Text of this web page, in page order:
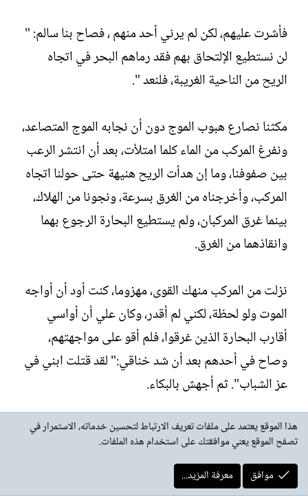
فأشرت عليهم، لكن لم يرني أحد منهم ، فصاح بنا سالم: "
لن نستطيع الإلتحاق بهم فقد رماهم البحر في اتجاه
الريح من الناحية الغريبة، فلنعد ".
مكثنا نصارع هبوب الموج دون أن نجابه الموج المتصاعد،
ونفرغ المركب من الماء كلما امتلأت، بعد أن انتشر الرعب
بين صفوفنا، وما إن هدأت الريح هنيهة حتى حولنا اتجاه
المركب، وأخرجناه من الغرق بسرعة، ونجونا من الهلاك،
بينما غرق المركبان، ولم يستطيع البحارة الرجوع بهما
وانقاذهما من الغرق.
نزلت من المركب منهك القوى، مهزوما، كنت أود أن أواجه
الموت ولو لحظة، لكني لم أقدر، وكان علي أن أواسي
أقارب البحارة الذين غرقوا، فلم أقو على مواجهتهم،
وصاح في أحدهم بعد أن شد خناقي:" لقد قتلت ابني في
عز الشباب". ثم أجهش بالبكاء.
وحملني سعيي في أن أجمع ثروة طائلة وأن يكون لي
الجاه والسلطة إلى مواجهة الموت، فبعت المراكب
وهجرت البحر، وعدت إلى عمر أحدثه عن شكوكي، وأشكو
هذا الموقع يعتمد على ملفات تعريف الارتباط لتحسين خدماته، الاستمرار في
تصفح الموقع يعني موافقتك على استخدام هذه الملفات.
موافق
معرفة المزيد...